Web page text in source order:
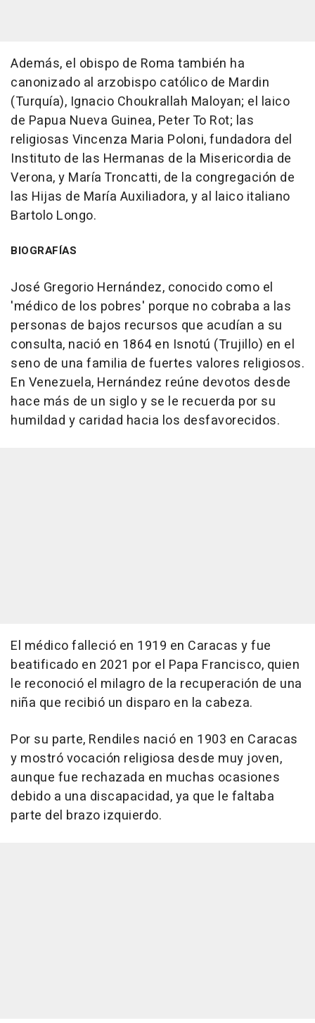
Además, el obispo de Roma también ha
canonizado al arzobispo católico de Mardin
(Turquía), Ignacio Choukrallah Maloyan; el laico
de Papua Nueva Guinea, Peter To Rot; las
religiosas Vincenza Maria Poloni, fundadora del
Instituto de las Hermanas de la Misericordia de
Verona, y María Troncatti, de la congregación de
las Hijas de María Auxiliadora, y al laico italiano
Bartolo Longo.
BIOGRAFÍAS
José Gregorio Hernández, conocido como el
'médico de los pobres' porque no cobraba a las
personas de bajos recursos que acudían a su
consulta, nació en 1864 en Isnotú (Trujillo) en el
seno de una familia de fuertes valores religiosos.
En Venezuela, Hernández reúne devotos desde
hace más de un siglo y se le recuerda por su
humildad y caridad hacia los desfavorecidos.
El médico falleció en 1919 en Caracas y fue
beatificado en 2021 por el Papa Francisco, quien
le reconoció el milagro de la recuperación de una
niña que recibió un disparo en la cabeza.
Por su parte, Rendiles nació en 1903 en Caracas
y mostró vocación religiosa desde muy joven,
aunque fue rechazada en muchas ocasiones
debido a una discapacidad, ya que le faltaba
parte del brazo izquierdo.